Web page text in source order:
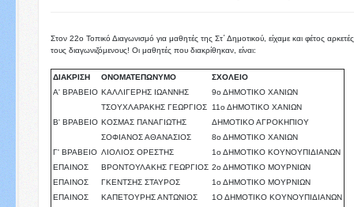
Στον 22ο Τοπικό Διαγωνισμό για μαθητές της Στ΄ Δημοτικού, είχαμε και φέτος
τους διαγωνιζόμενους! Οι μαθητές που διακρίθηκαν, είναι:
ΔΙΑΚΡΙΣΗ ΟΝΟΜΑΤΕΠΩΝΥΜΟ
ΣΧΟΛΕΙΟ
Α' ΒΡΑΒΕΙΟ ΚΑΛΛΙΓΕΡΗΣ ΙΩΑΝΝΗΣ
9ο ΔΗΜΟΤΙΚΟ ΧΑΝΙΩΝ
ΤΣΟΥΧΛΑΡΑΚΗΣ ΓΕΩΡΓΙΟΣ
11ο ΔΗΜΟΤΙΚΟ ΧΑΝΙΩΝ
Β' ΒΡΑΒΕΙΟ ΚΟΣΜΑΣ ΠΑΝΑΓΙΩΤΗΣ
ΔΗΜΟΤΙΚΟ ΑΓΡΟΚΗΠΙΟΥ
ΣΟΦΙΑΝΟΣ ΑΘΑΝΑΣΙΟΣ
8ο ΔΗΜΟΤΙΚΟ ΧΑΝΙΩΝ
Γ' ΒΡΑΒΕΙΟ ΛΙΟΛΙΟΣ ΟΡΕΣΤΗΣ
1ο ΔΗΜΟΤΙΚΟ ΚΟΥΝΟΥΠΙΔΙΑΝΩΝ
ΕΠΑΙΝΟΣ
ΒΡΟΝΤΟΥΛΑΚΗΣ ΓΕΩΡΓΙΟΣ 2ο ΔΗΜΟΤΙΚΟ ΜΟΥΡΝΙΩΝ
ΕΠΑΙΝΟΣ
ΓΚΕΝΤΣΗΣ ΣΤΑΥΡΟΣ
1ο ΔΗΜΟΤΙΚΟ ΜΟΥΡΝΙΩΝ
ΕΠΑΙΝΟΣ
ΚΑΠΕΤΟΥΡΗΣ ΑΝΤΩΝΙΟΣ
1Ο ΔΗΜΟΤΙΚΟ ΚΟΥΝΟΥΠΙΔΙΑΝΩΝ